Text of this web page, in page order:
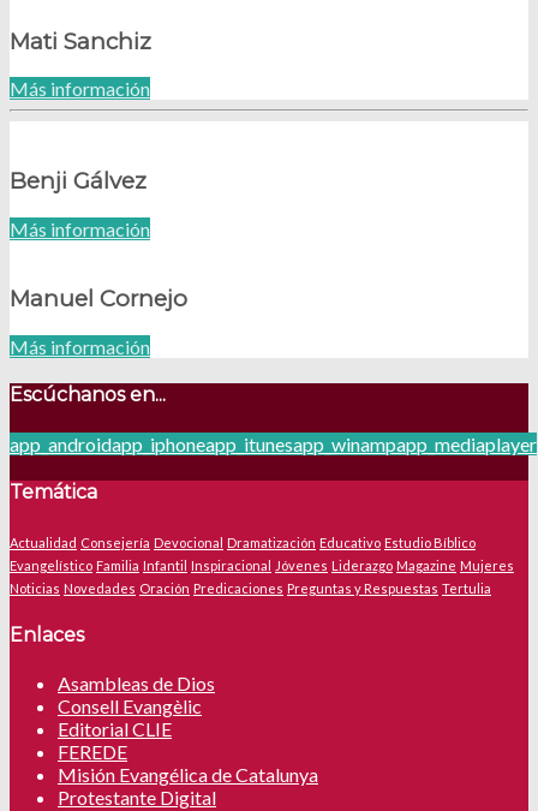
Mati Sanchiz
Más información
Benji Gálvez
Más información
Manuel Cornejo
Más información
Escúchanos en...
app_androidapp_iphoneapp_itunesapp_winampapp_mediaplayer
Temática
Actualidad Consejería Devocional Dramatización Educativo Estudio Bíblico
Evangelístico Familia Infantil Inspiracional Jóvenes Liderazgo Magazine Mujeres
Noticias Novedades Oración Predicaciones Preguntas y Respuestas Tertulia
Enlaces
Asambleas de Dios
Consell Evangèlic
Editorial CLIE
FEREDE
Misión Evangélica de Catalunya
Protestante Digital